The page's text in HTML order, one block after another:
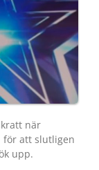
när
för att slutligen
upp.